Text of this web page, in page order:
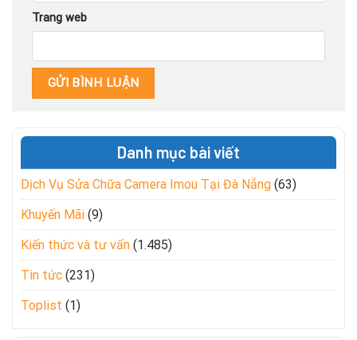
Trang web
Danh mục bài viết
Dịch Vụ Sửa Chữa Camera Imou Tại Đà Nẵng (63)
Khuyến Mãi (9)
Kiến thức và tư vấn (1.485)
Tin tức (231)
Toplist (1)